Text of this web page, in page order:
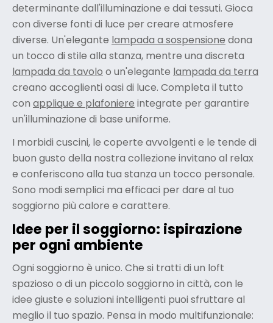
determinante dall'illuminazione e dai tessuti. Gioca
con diverse fonti di luce per creare atmosfere
diverse. Un'elegante lampada a sospensione dona
un tocco di stile alla stanza, mentre una discreta
lampada da tavolo o un'elegante lampada da terra
creano accoglienti oasi di luce. Completa il tutto
con applique e plafoniere integrate per garantire
un'illuminazione di base uniforme.
I morbidi cuscini, le coperte avvolgenti e le tende di
buon gusto della nostra collezione invitano al relax
e conferiscono alla tua stanza un tocco personale.
Sono modi semplici ma efficaci per dare al tuo
soggiorno più calore e carattere.
Idee per il soggiorno: ispirazione
per ogni ambiente
Ogni soggiorno è unico. Che si tratti di un loft
spazioso o di un piccolo soggiorno in città, con le
idee giuste e soluzioni intelligenti puoi sfruttare al
meglio il tuo spazio. Pensa in modo multifunzionale: